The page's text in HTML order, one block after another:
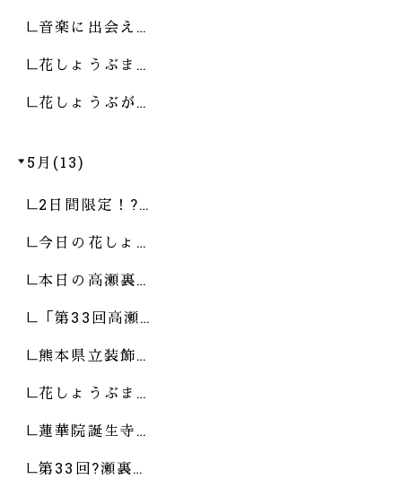
音楽に出会え…
花しょうぶま…
花しょうぶが…
5月(13)
2日間限定！?…
今日の花しょ…
本日の高瀬裏…
「第33回高瀬…
熊本県立装飾…
花しょうぶま…
蓮華院誕生寺…
第33回?瀬裏…